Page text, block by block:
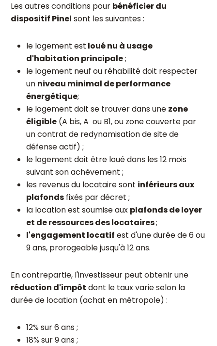
Les autres conditions pour bénéficier du
dispositif Pinel sont les suivantes :
le logement est loué nu à usage
d'habitation principale;
le logement neuf ou réhabilité doit respecter
un niveau minimal de performance
énergétique;
le logement doit se trouver dans une zone
éligible (A bis, A ou B1, ou zone couverte par
un contrat de redynamisation de site de
défense actif) ;
le logement doit être loué dans les 12 mois
suivant son achèvement ;
les revenus du locataire sont inférieurs aux
plafonds fixés par décret ;
la location est soumise aux plafonds de loyer
et de ressources des locataires;
l'engagement locatif est d'une durée de 6 ou
9 ans, prorogeable jusqu'à 12 ans.
En contrepartie, l'investisseur peut obtenir une
réduction d'impôt dont le taux varie selon la
durée de location (achat en métropole) :
12% sur 6 ans ;
18% sur 9 ans ;